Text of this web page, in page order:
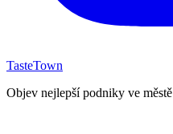
TasteTown
Objev nejlepší podniky ve městě